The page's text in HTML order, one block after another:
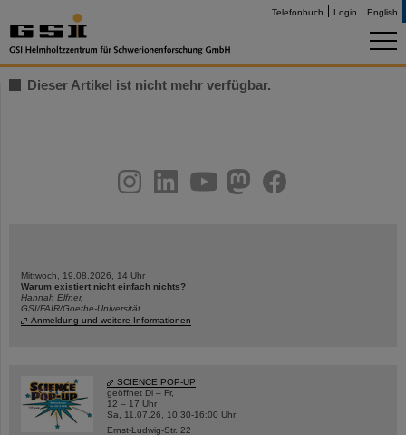
Telefonbuch Login English
Dieser Artikel ist nicht mehr verfügbar.
youtubehelmholtz.socialfacebook
Mittwoch, 19.08.2026, 14 Uhr
Warum existiert nicht einfach nichts?
Hannah Elfner,
GSI/FAIR/Goethe-Universität
Anmeldung und weitere Informationen
SCIENCE POP-UP
geöffnet Di – Fr,
12 – 17 Uhr
Sa, 11.07.26, 10:30-16:00 Uhr
Ernst-Ludwig-Str. 22